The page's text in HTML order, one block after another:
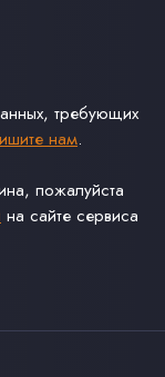
требующих
нам.
пожалуйста
на сайте сервиса